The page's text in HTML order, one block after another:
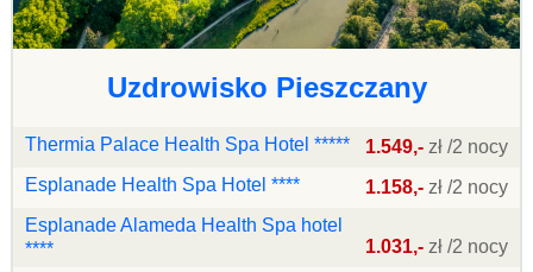
Uzdrowisko Pieszczany
Thermia Palace Health Spa Hotel ***** 1.549,- zł /2 nocy
Esplanade Health Spa Hotel ****
1.158,- zł /2 nocy
Esplanade Alameda Health Spa hotel
****
1.031,- zł /2 nocy